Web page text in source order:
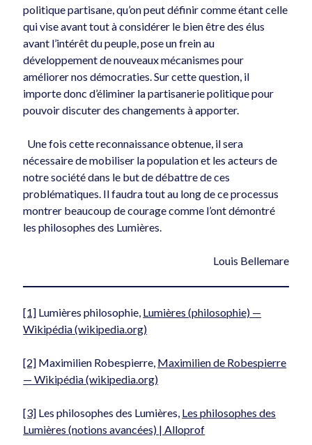
politique partisane, qu’on peut définir comme étant celle
qui vise avant tout à considérer le bien être des élus
avant l’intérêt du peuple, pose un frein au
développement de nouveaux mécanismes pour
améliorer nos démocraties. Sur cette question, il
importe donc d’éliminer la partisanerie politique pour
pouvoir discuter des changements à apporter.
Une fois cette reconnaissance obtenue, il sera
nécessaire de mobiliser la population et les acteurs de
notre société dans le but de débattre de ces
problématiques. Il faudra tout au long de ce processus
montrer beaucoup de courage comme l’ont démontré
les philosophes des Lumières.
Louis Bellemare
[1] Lumières philosophie, Lumières (philosophie) —
Wikipédia (wikipedia.org)
[2] Maximilien Robespierre, Maximilien de Robespierre
— Wikipédia (wikipedia.org)
[3] Les philosophes des Lumières, Les philosophes des
Lumières (notions avancées) | Alloprof